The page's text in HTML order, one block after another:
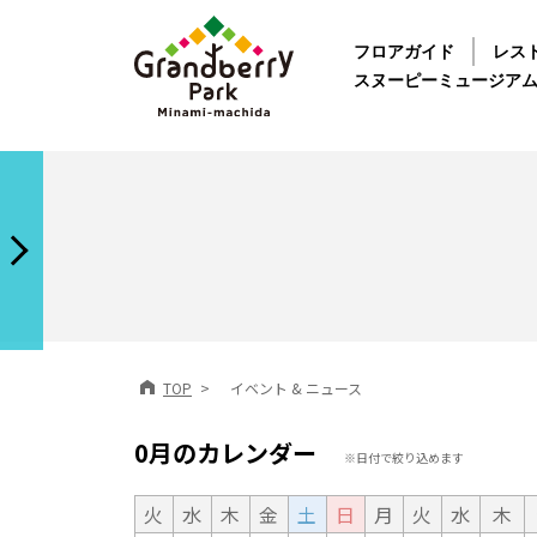
フロアガイド レス
スヌーピーミュージアム
TOP イベント & ニュース
0月のカレンダー ※日付で絞り込めます
火 水 木 金 土 日 月 火 水 木